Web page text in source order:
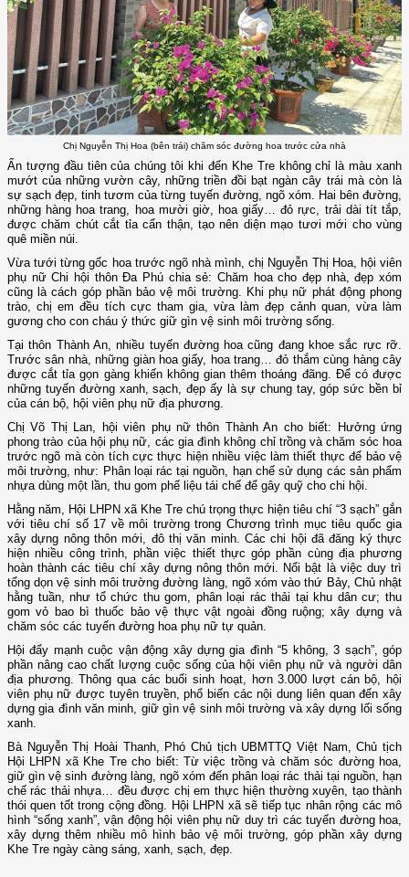
Chị Nguyễn Thị Hoa (bên trái) chăm sóc đường hoa trước cửa nhà
Ấn tượng đầu tiên của chúng tôi khi đến Khe Tre không chỉ là màu xanh
mướt của những vườn cây, những triền đồi bạt ngàn cây trái mà còn là
sự sạch đẹp, tinh tươm của từng tuyến đường, ngõ xóm. Hai bên đường,
những hàng hoa trang, hoa mười giờ, hoa giấy… đỏ rực, trải dài tít tắp,
được chăm chút cắt tỉa cẩn thận, tạo nên diện mạo tươi mới cho vùng
quê miền núi.
Vừa tưới từng gốc hoa trước ngõ nhà mình, chị Nguyễn Thị Hoa, hội viên
phụ nữ Chi hội thôn Đa Phú chia sẻ: Chăm hoa cho đẹp nhà, đẹp xóm
cũng là cách góp phần bảo vệ môi trường. Khi phụ nữ phát động phong
trào, chị em đều tích cực tham gia, vừa làm đẹp cảnh quan, vừa làm
gương cho con cháu ý thức giữ gìn vệ sinh môi trường sống.
Tại thôn Thành An, nhiều tuyến đường hoa cũng đang khoe sắc rực rỡ.
Trước sân nhà, những giàn hoa giấy, hoa trang… đỏ thắm cùng hàng cây
được cắt tỉa gọn gàng khiến không gian thêm thoáng đãng. Để có được
những tuyến đường xanh, sạch, đẹp ấy là sự chung tay, góp sức bền bỉ
của cán bộ, hội viên phụ nữ địa phương.
Chị Võ Thị Lan, hội viên phụ nữ thôn Thành An cho biết: Hưởng ứng
phong trào của hội phụ nữ, các gia đình không chỉ trồng và chăm sóc hoa
trước ngõ mà còn tích cực thực hiện nhiều việc làm thiết thực để bảo vệ
môi trường, như: Phân loại rác tại nguồn, hạn chế sử dụng các sản phẩm
nhựa dùng một lần, thu gom phế liệu tái chế để gây quỹ cho chi hội.
Hằng năm, Hội LHPN xã Khe Tre chú trọng thực hiện tiêu chí “3 sạch” gắn
với tiêu chí số 17 về môi trường trong Chương trình mục tiêu quốc gia
xây dựng nông thôn mới, đô thị văn minh. Các chi hội đã đăng ký thực
hiện nhiều công trình, phần việc thiết thực góp phần cùng địa phương
hoàn thành các tiêu chí xây dựng nông thôn mới. Nổi bật là việc duy trì
tổng dọn vệ sinh môi trường đường làng, ngõ xóm vào thứ Bảy, Chủ nhật
hằng tuần, như tổ chức thu gom, phân loại rác thải tại khu dân cư; thu
gom vỏ bao bì thuốc bảo vệ thực vật ngoài đồng ruộng; xây dựng và
chăm sóc các tuyến đường hoa phụ nữ tự quản.
Hội đẩy mạnh cuộc vận động xây dựng gia đình “5 không, 3 sạch”, góp
phần nâng cao chất lượng cuộc sống của hội viên phụ nữ và người dân
địa phương. Thông qua các buổi sinh hoạt, hơn 3.000 lượt cán bộ, hội
viên phụ nữ được tuyên truyền, phổ biến các nội dung liên quan đến xây
dựng gia đình văn minh, giữ gìn vệ sinh môi trường và xây dựng lối sống
xanh.
Bà Nguyễn Thị Hoài Thanh, Phó Chủ tịch UBMTTQ Việt Nam, Chủ tịch
Hội LHPN xã Khe Tre cho biết: Từ việc trồng và chăm sóc đường hoa,
giữ gìn vệ sinh đường làng, ngõ xóm đến phân loại rác thải tại nguồn, hạn
chế rác thải nhựa… đều được chị em thực hiện thường xuyên, tạo thành
thói quen tốt trong cộng đồng. Hội LHPN xã sẽ tiếp tục nhân rộng các mô
hình “sống xanh”, vận động hội viên phụ nữ duy trì các tuyến đường hoa,
xây dựng thêm nhiều mô hình bảo vệ môi trường, góp phần xây dựng
Khe Tre ngày càng sáng, xanh, sạch, đẹp.